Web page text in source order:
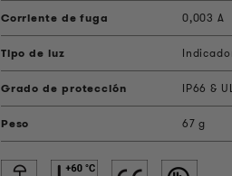
Corriente de fuga 0,003 A
Tipo de luz
Grado de protección IP66 &
Peso 67 g